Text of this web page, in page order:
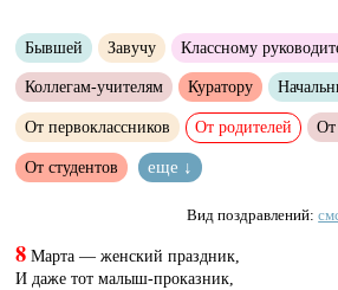
Бывшей Завучу Классному
Коллегам-учителям Куратору
От первоклассников От родителей От
От студентов еще ↓
Вид поздравлений:
8Марта — женский праздник,
И даже тот малыш-проказник,